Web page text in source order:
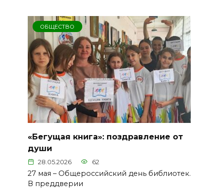
ОБЩЕСТВО
«Бегущая книга»: поздравление от
души
28.05.2026 62
27 мая – Общероссийский день библиотек.
В преддверии